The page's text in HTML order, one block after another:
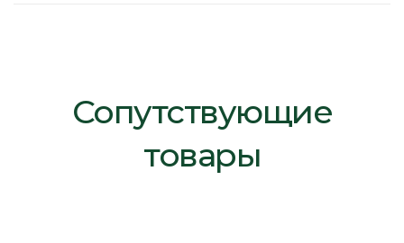
Сопутствующие
товары